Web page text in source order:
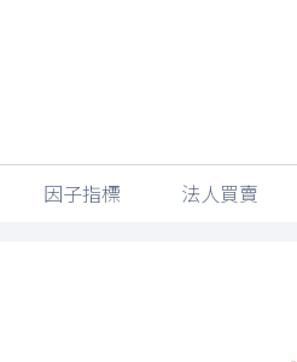
因子指標 法人買賣